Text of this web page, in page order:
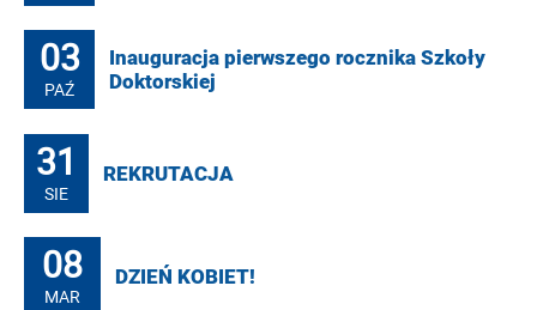
03
PAŹ
Inauguracja pierwszego rocznika Szkoły
Doktorskiej
31
SIE
REKRUTACJA
08
MAR
DZIEŃ KOBIET!